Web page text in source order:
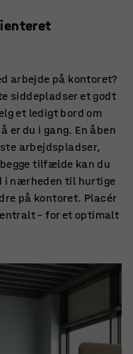
arbejde på kontoret?
siddepladser et godt
et ledigt bord om
er du i gang. En åben
arbejdspladser,
tilfælde kan du
i nærheden til hurtige
på kontoret. Placér
–­ for et optimalt